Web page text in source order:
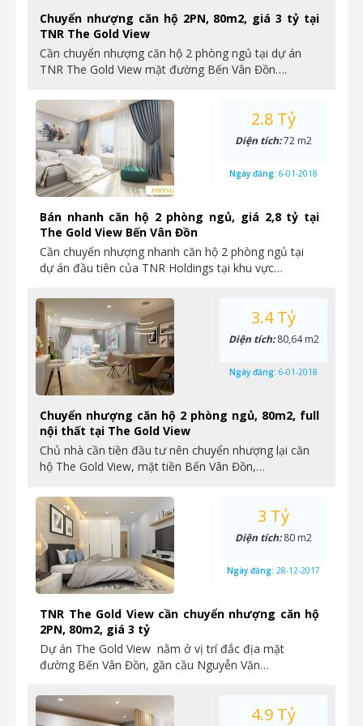
Chuyển nhượng căn hộ 2PN, 80m2, giá 3 tỷ tại
TNR The Gold View
Cần chuyển nhượng căn hộ 2 phòng ngủ tại dự án
TNR The Gold View mặt đường Bến Vân Đồn….
Bán nhanh căn hộ 2 phòng ngủ, giá 2,8 tỷ tại
The Gold View Bến Vân Đồn
Cần chuyển nhượng nhanh căn hộ 2 phòng ngủ tại
dự án đầu tiên của TNR Holdings tại khu vực…
2.8 Tỷ
Diện tích:72 m2
Ngày đăng: 6-01-2018
Chuyển nhượng căn hộ 2 phòng ngủ, 80m2, full
nội thất tại The Gold View
Chủ nhà cần tiền đầu tư nên chuyển nhượng lại căn
hộ The Gold View, mặt tiền Bến Vân Đồn,…
3.4 Tỷ
Diện tích:80,64 m2
Ngày đăng: 6-01-2018
TNR The Gold View cần chuyển nhượng căn hộ
2PN, 80m2, giá 3 tỷ
Dự án The Gold View nằm ở vị trí đắc địa mặt
đường Bến Vân Đồn, gần cầu Nguyễn Văn…
3 Tỷ
Diện tích:80 m2
Ngày đăng: 28-12-2017
4.9 Tỷ